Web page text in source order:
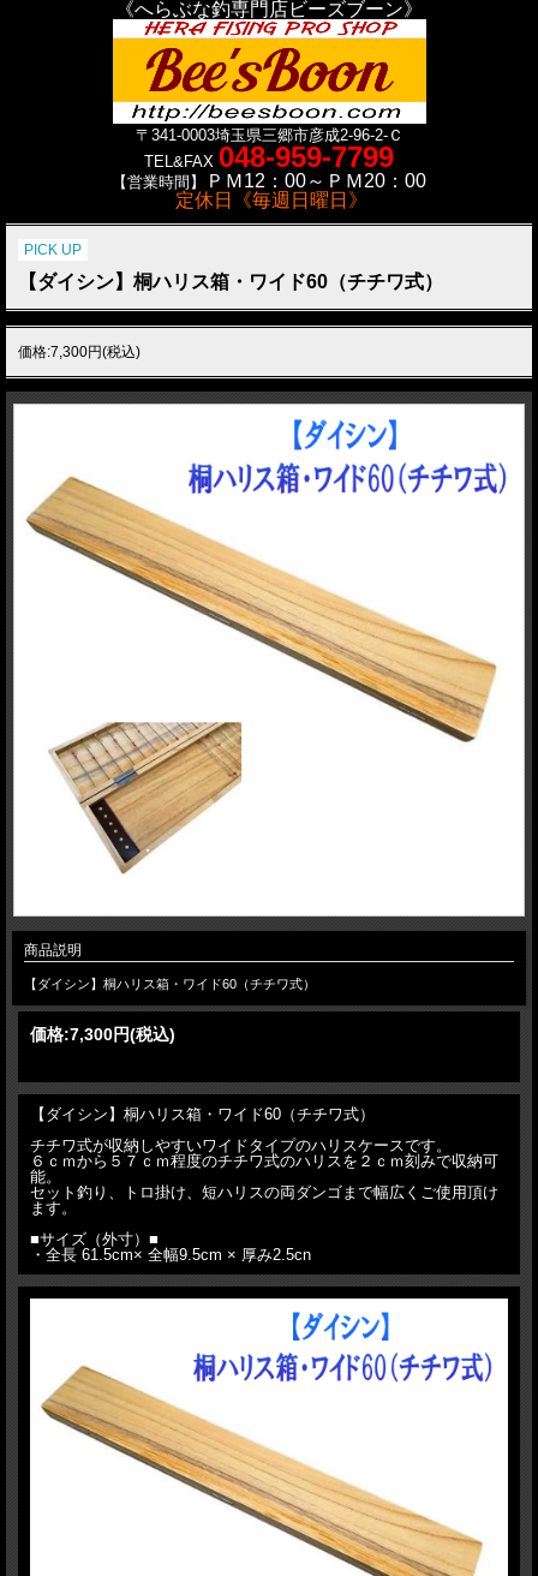
《へらぶな釣専門店ビーズブーン》
〒341-0003埼玉県三郷市彦成2-96-2-Ｃ
TEL&FAX 048-959-7799
【営業時間】
ＰＭ12：00～ＰＭ20：00
定休日《毎週日曜日》
PICK UP
【ダイシン】桐ハリス箱・ワイド60（チチワ式）
価格:7,300円(税込)
商品説明
【ダイシン】桐ハリス箱・ワイド60（チチワ式）
価格:7,300円(税込)
【ダイシン】桐ハリス箱・ワイド60（チチワ式）
チチワ式が収納しやすいワイドタイプのハリスケースです。
６ｃｍから５７ｃｍ程度のチチワ式のハリスを２ｃｍ刻みで収納可
能。
セット釣り、トロ掛け、短ハリスの両ダンゴまで幅広くご使用頂け
ます。
■サイズ（外寸）■
・全長 61.5cm× 全幅9.5cm × 厚み2.5cn